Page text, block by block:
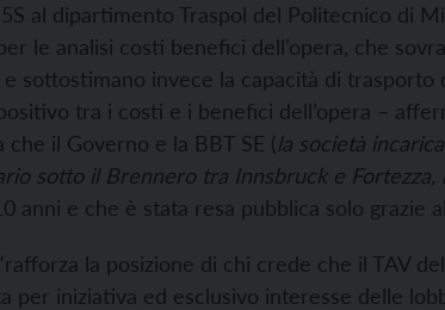
al dipartimento Traspol del Politecnico di
le analisi costi benefici dell’opera, che
sottostimano invece la capacità di trasporto
tra i costi e i benefici dell’opera –
il Governo e la BBT SE (la società
sotto il Brennero tra Innsbruck e Fortezza,
anni e che è stata resa pubblica solo grazie
la posizione di chi crede che il TAV
per iniziativa ed esclusivo interesse delle